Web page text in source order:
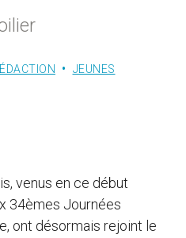
JEUNES
venus en ce début
34èmes Journées
ont désormais rejoint le